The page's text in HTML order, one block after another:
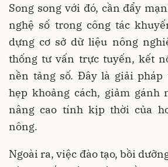
Song song với đó, cần đẩy
nghệ số trong công tác
dựng cơ sở dữ liệu nông
thống tư vấn trực tuyến, kết
nền tảng số. Đây là giải
hẹp khoảng cách, giảm gánh
nâng cao tính kịp thời của
nông.
Ngoài ra, việc đào tạo, bồi